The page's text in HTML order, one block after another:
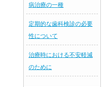
病治療の一種
定期的な歯科検診の必要
性について
治療時における不安軽減
のために